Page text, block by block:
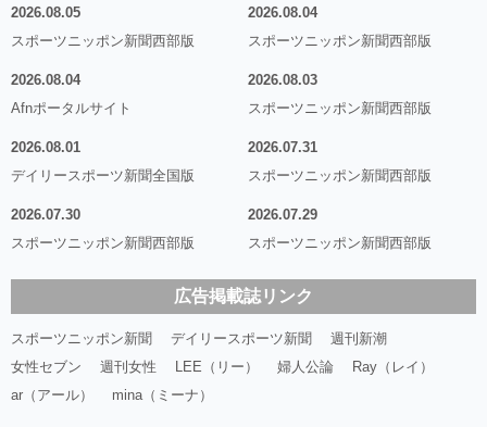
2026.08.05
スポーツニッポン新聞西部版
2026.08.04
スポーツニッポン新聞西部版
2026.08.04
Afnポータルサイト
2026.08.03
スポーツニッポン新聞西部版
2026.08.01
デイリースポーツ新聞全国版
2026.07.31
スポーツニッポン新聞西部版
2026.07.30
スポーツニッポン新聞西部版
2026.07.29
スポーツニッポン新聞西部版
広告掲載誌リンク
スポーツニッポン新聞 デイリースポーツ新聞
週刊新潮
女性セブン
週刊女性 LEE（リー） 婦人公論
Ray（レイ）
ar（アール）
mina（ミーナ）